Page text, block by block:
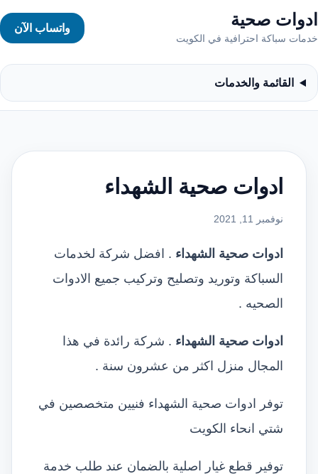
ادوات صحية
خدمات سباكة احترافية في الكويت
واتساب الآن
القائمة والخدمات
ادوات صحية الشهداء
نوفمبر 11, 2021
ادوات صحية الشهداء . افضل شركة لخدمات
السباكة وتوريد وتصليح وتركيب جميع الادوات
الصحيه .
ادوات صحية الشهداء . شركة رائدة في هذا
المجال منزل اكثر من عشرون سنة .
توفر ادوات صحية الشهداء فنيين متخصصين في
شتي انحاء الكويت
توفير قطع غيار اصلية بالضمان عند طلب خدمة